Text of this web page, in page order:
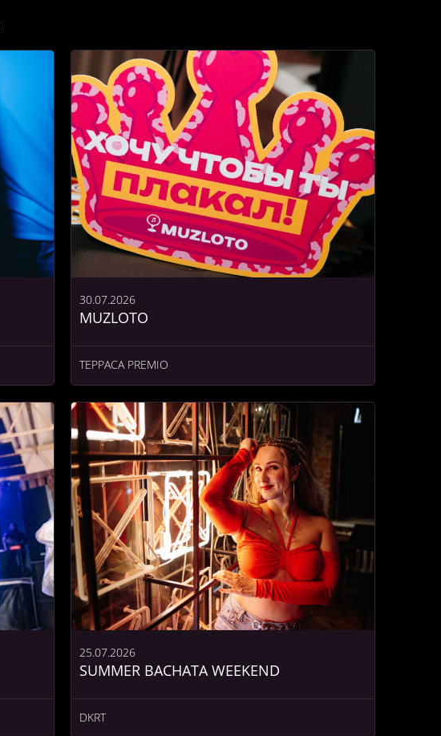
MUZLOTO
30.07.2026
ТЕРРАСА PREMIO
SUMMER BACHATA WEEKEND
25.07.2026
DKRT